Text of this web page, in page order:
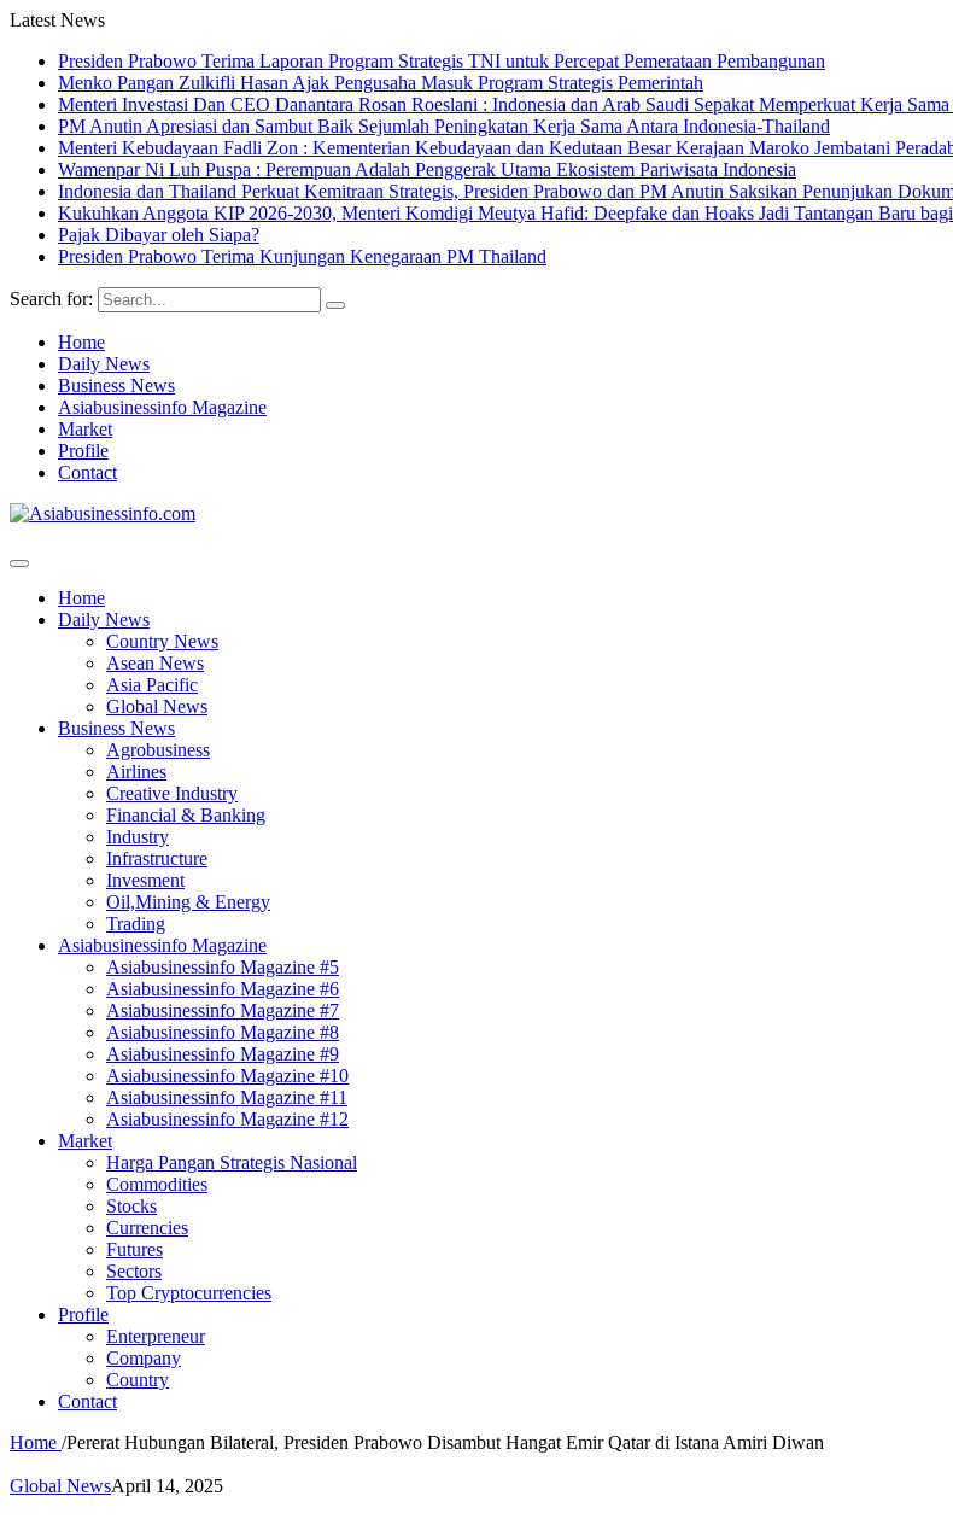
Latest News
Presiden Prabowo Terima Laporan Program Strategis TNI untuk Percepat Pemerataan Pembangunan
Menko Pangan Zulkifli Hasan Ajak Pengusaha Masuk Program Strategis Pemerintah
Menteri Investasi Dan CEO Danantara Rosan Roeslani : Indonesia dan Arab Saudi Sepakat Memperkuat Kerja
PM Anutin Apresiasi dan Sambut Baik Sejumlah Peningkatan Kerja Sama Antara Indonesia-Thailand
Menteri Kebudayaan Fadli Zon : Kementerian Kebudayaan dan Kedutaan Besar Kerajaan Maroko Jembatani
Wamenpar Ni Luh Puspa : Perempuan Adalah Penggerak Utama Ekosistem Pariwisata Indonesia
Indonesia dan Thailand Perkuat Kemitraan Strategis, Presiden Prabowo dan PM Anutin Saksikan Penunjukan
Kukuhkan Anggota KIP 2026-2030, Menteri Komdigi Meutya Hafid: Deepfake dan Hoaks Jadi Tantangan Baru
Pajak Dibayar oleh Siapa?
Presiden Prabowo Terima Kunjungan Kenegaraan PM Thailand
Search for:
Home
Daily News
Business News
Asiabusinessinfo Magazine
Market
Profile
Contact
Home
Daily News
Country News
Asean News
Asia Pacific
Global News
Business News
Agrobusiness
Airlines
Creative Industry
Financial & Banking
Industry
Infrastructure
Invesment
Oil,Mining & Energy
Trading
Asiabusinessinfo Magazine
Asiabusinessinfo Magazine #5
Asiabusinessinfo Magazine #6
Asiabusinessinfo Magazine #7
Asiabusinessinfo Magazine #8
Asiabusinessinfo Magazine #9
Asiabusinessinfo Magazine #10
Asiabusinessinfo Magazine #11
Asiabusinessinfo Magazine #12
Market
Harga Pangan Strategis Nasional
Commodities
Stocks
Currencies
Futures
Sectors
Top Cryptocurrencies
Profile
Enterpreneur
Company
Country
Contact
Home /Pererat Hubungan Bilateral, Presiden Prabowo Disambut Hangat Emir Qatar di Istana Amiri Diwan
Global NewsApril 14, 2025